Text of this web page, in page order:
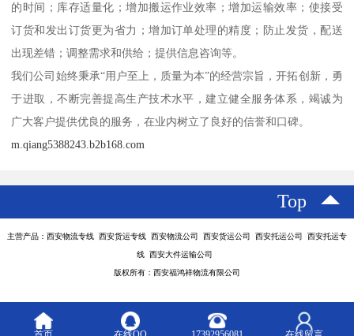
的时间；库存适量化；增加搬运作业效率；增加运输效率；使接受
订货和发出订货更为省力；增加订单处理的精度；防止发货，配送
出现差错；调整需求和供给；提供信息咨询等。
我们公司始终秉承“用户至上，质量为本”的经营宗旨，开拓创新，勇
于进取，不断完善提高生产技术水平，建立健全服务体系，竭诚为
广大客户提供优良的服务，在业内树立了良好的信誉和口碑。
m.qiang5388243.b2b168.com
Top
主营产品：西安物流专线 西安货运专线 西安物流公司 西安货运公司 西安托运公司 西安托运专
线 西安大件运输公司
版权所有：西安福鸿祥物流有限公司